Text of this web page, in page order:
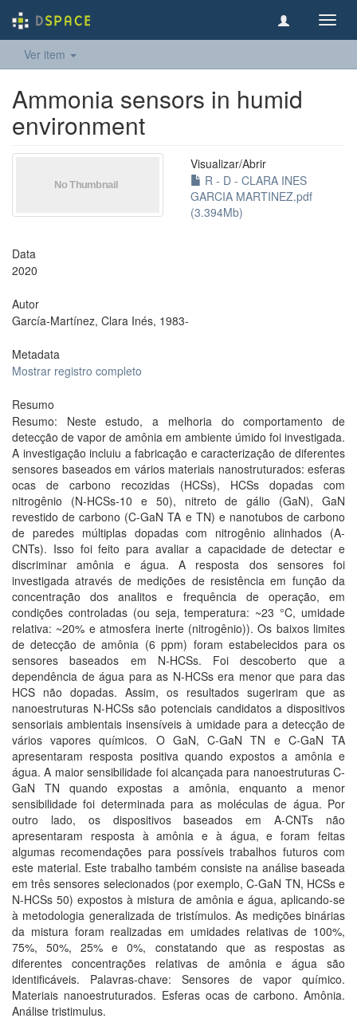
Ver item
Ammonia sensors in humid
environment
Visualizar/Abrir
R - D - CLARA INES
GARCIA MARTINEZ.pdf
(3.394Mb)
Data
2020
Autor
García-Martínez, Clara Inés, 1983-
Metadata
Mostrar registro completo
Resumo
Resumo: Neste estudo, a melhoria do comportamento de
detecção de vapor de amônia em ambiente úmido foi investigada.
A investigação incluiu a fabricação e caracterização de diferentes
sensores baseados em vários materiais nanostruturados: esferas
ocas de carbono recozidas (HCSs), HCSs dopadas com
nitrogênio (N-HCSs-10 e 50), nitreto de gálio (GaN), GaN
revestido de carbono (C-GaN TA e TN) e nanotubos de carbono
de paredes múltiplas dopadas com nitrogênio alinhados (A-
CNTs). Isso foi feito para avaliar a capacidade de detectar e
discriminar amônia e água. A resposta dos sensores foi
investigada através de medições de resistência em função da
concentração dos analitos e frequência de operação, em
condições controladas (ou seja, temperatura: ~23 °C, umidade
relativa: ~20% e atmosfera inerte (nitrogênio)). Os baixos limites
de detecção de amônia (6 ppm) foram estabelecidos para os
sensores baseados em N-HCSs. Foi descoberto que a
dependência de água para as N-HCSs era menor que para das
HCS não dopadas. Assim, os resultados sugeriram que as
nanoestruturas N-HCSs são potenciais candidatos a dispositivos
sensoriais ambientais insensíveis à umidade para a detecção de
vários vapores químicos. O GaN, C-GaN TN e C-GaN TA
apresentaram resposta positiva quando expostos a amônia e
água. A maior sensibilidade foi alcançada para nanoestruturas C-
GaN TN quando expostas a amônia, enquanto a menor
sensibilidade foi determinada para as moléculas de água. Por
outro lado, os dispositivos baseados em A-CNTs não
apresentaram resposta à amônia e à água, e foram feitas
algumas recomendações para possíveis trabalhos futuros com
este material. Este trabalho também consiste na análise baseada
em três sensores selecionados (por exemplo, C-GaN TN, HCSs e
N-HCSs 50) expostos à mistura de amônia e água, aplicando-se
à metodologia generalizada de tristímulos. As medições binárias
da mistura foram realizadas em umidades relativas de 100%,
75%, 50%, 25% e 0%, constatando que as respostas as
diferentes concentrações relativas de amônia e água são
identificáveis. Palavras-chave: Sensores de vapor químico.
Materiais nanoestruturados. Esferas ocas de carbono. Amônia.
Análise tristimulus.